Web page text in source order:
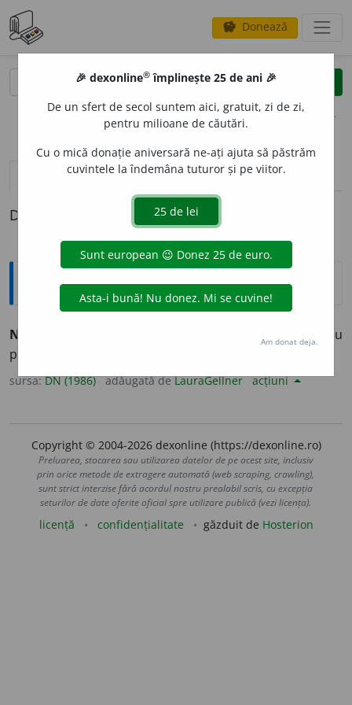
savings Donează
clear
opțiuni
definiții (1) pronunțievolume_up (16)
Definiția cu ID-ul 426540:
Explicative DEX
NOD
Umflătură mică anormală (la animale sau
plante). [<
sursa:DN (1986) adăugată deLauraGellner acțiuni
Copyright © 2004-2026 dexonline (https://dexonline.ro)
Preluarea, stocarea sau utilizarea datelor de pe acest site, inclusiv
prin orice metode de extragere automată (web scraping, crawling),
sunt strict interzise fără acordul nostru prealabil scris, cu excepția
seturilor de date oferite oficial spre utilizare publică (vezi licența).
licență confidențialitate găzduit de Hosterion
🎉 dexonline® împlinește 25 de ani 🎉
De un sfert de secol suntem aici, gratuit, zi de zi,
pentru milioane de căutări.
Cu o mică donație aniversară ne-ați ajuta să păstrăm
cuvintele la îndemâna tuturor și pe viitor.
Am donat deja.